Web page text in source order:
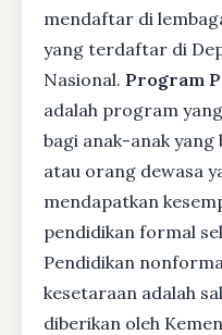
mendaftar di
yang terdaftar di
Nasional. Program
adalah program
bagi anak-anak
atau orang dewasa
mendapatkan
pendidikan formal
Pendidikan
kesetaraan adalah
diberikan oleh